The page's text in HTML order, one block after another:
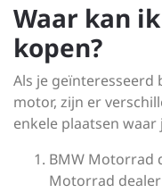
Waar kan
kopen?
Als je geïnteresseerd
motor, zijn er
enkele plaatsen
BMW Motorrad
Motorrad